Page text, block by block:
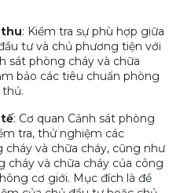
thu: Kiểm tra sự phù hợp giữa
tư và chủ phương tiện với
sát phòng cháy và chữa
bảo các tiêu chuẩn phòng
: Cơ quan Cảnh sát phòng
tra, thử nghiệm các
và chữa cháy, cũng như
cháy và chữa cháy của công
cơ giới. Mục đích là để